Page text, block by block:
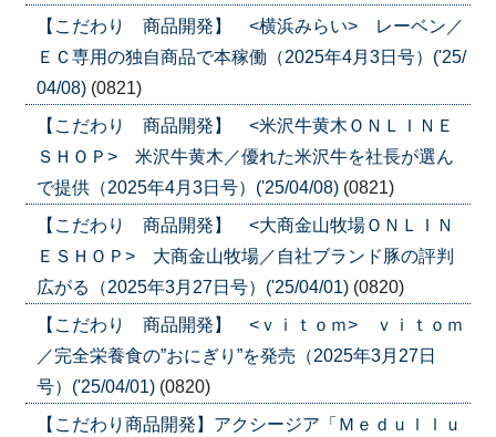
【こだわり 商品開発】 <横浜みらい> レーベン／
ＥＣ専用の独自商品で本稼働（2025年4月3日号）('25/
04/08) (0821)
【こだわり 商品開発】 <米沢牛黄木ＯＮＬＩＮＥ
ＳＨＯＰ> 米沢牛黄木／優れた米沢牛を社長が選ん
で提供（2025年4月3日号）('25/04/08) (0821)
【こだわり 商品開発】 <大商金山牧場ＯＮＬＩＮ
ＥＳＨＯＰ> 大商金山牧場／自社ブランド豚の評判
広がる（2025年3月27日号）('25/04/01) (0820)
【こだわり 商品開発】 <ｖｉｔｏｍ> ｖｉｔｏｍ
／完全栄養食の”おにぎり”を発売（2025年3月27日
号）('25/04/01) (0820)
【こだわり商品開発】アクシージア「Ｍｅｄｕｌｌｕ